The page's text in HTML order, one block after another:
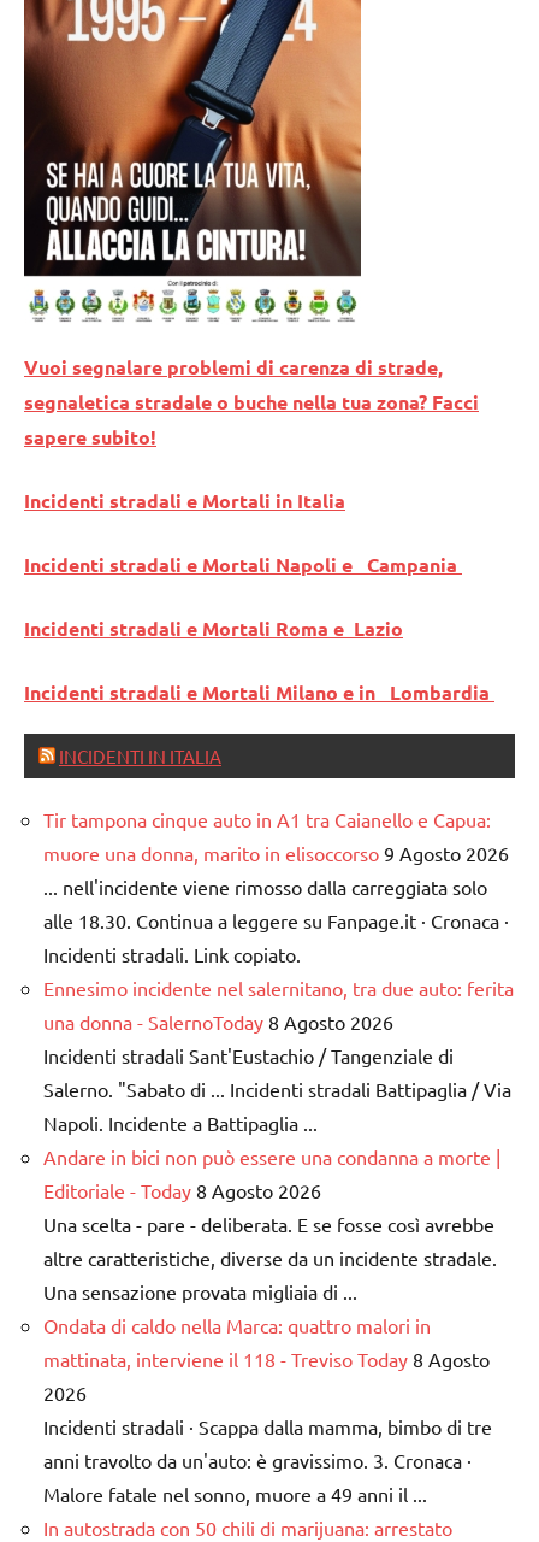
Vuoi segnalare problemi di carenza di strade,
segnaletica stradale o buche nella tua zona? Facci
sapere subito!
Incidenti stradali e Mortali in Italia
Incidenti stradali e Mortali Napoli e Campania
Incidenti stradali e Mortali Roma e Lazio
Incidenti stradali e Mortali Milano e in Lombardia
INCIDENTI IN ITALIA
Tir tampona cinque auto in A1 tra Caianello e Capua:
muore una donna, marito in elisoccorso 9 Agosto 2026
... nell'incidente viene rimosso dalla carreggiata solo
alle 18.30. Continua a leggere su Fanpage.it · Cronaca ·
Incidenti stradali. Link copiato.
Ennesimo incidente nel salernitano, tra due auto: ferita
una donna - SalernoToday 8 Agosto 2026
Incidenti stradali Sant'Eustachio / Tangenziale di
Salerno. "Sabato di ... Incidenti stradali Battipaglia / Via
Napoli. Incidente a Battipaglia ...
Andare in bici non può essere una condanna a morte |
Editoriale - Today 8 Agosto 2026
Una scelta - pare - deliberata. E se fosse così avrebbe
altre caratteristiche, diverse da un incidente stradale.
Una sensazione provata migliaia di ...
Ondata di caldo nella Marca: quattro malori in
mattinata, interviene il 118 - Treviso Today 8 Agosto
2026
Incidenti stradali · Scappa dalla mamma, bimbo di tre
anni travolto da un'auto: è gravissimo. 3. Cronaca ·
Malore fatale nel sonno, muore a 49 anni il ...
In autostrada con 50 chili di marijuana: arrestato